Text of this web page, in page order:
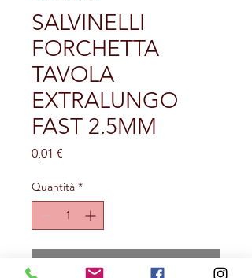
SALVINELLI
FORCHETTA
TAVOLA
EXTRALUNGO
FAST 2.5MM
0,01 €
Quantità *
Aggiungi al carrello